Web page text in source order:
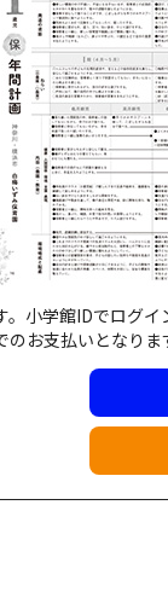
。小学館IDでログ
お支払いとなりま